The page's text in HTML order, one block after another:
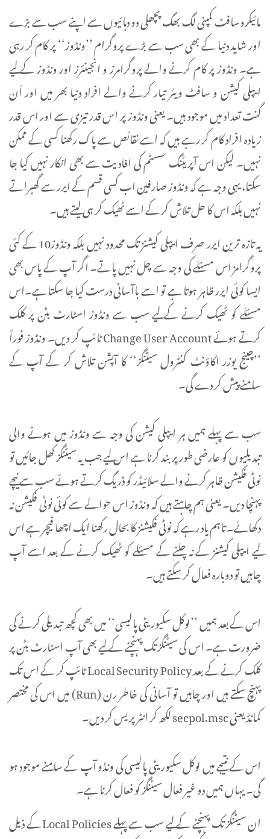
مائیکروسافٹ کمپنی لگ بھگ پچھلی دو دہائیوں سے اپنے سب سے بڑے
اور شاید دنیا کے بھی سب سے بڑے پروگرام ’’ونڈوز‘‘ پر کام کر رہی
ہے۔ ونڈوز پر کام کرنے والے پروگرامرز و انجینئرز اور ونڈوز کے لیے
ایپلی کیشن و سافٹ ویئر تیار کرنے والے افراد دنیا بھر میں اور اَن
گنت تعداد میں موجود ہیں۔ یعنی ونڈوز پر اس قدر تیزی سے اور اس قدر
زیادہ افراد کام کر رہے ہیں کہ اسے نقائص سے پاک رکھنا کسی کے ممکن
نہیں۔ لیکن اس آپریٹنگ سسٹم کی افادیت سے بھی انکار نہیں کیا جا
سکتا، یہی وجہ ہے کہ ونڈوز صارفین اب کسی قسم کے ایرر سے گھبراتے
نہیں بلکہ اس کا حل تلاش کر کے اسے ٹھیک کر ہی لیتے ہیں۔
یہ تازہ ترین ایرر صرف ایپلی کیشنز تک محدود نہیں بلکہ ونڈوز10 کے کئی
پروگرامز اس مسئلے کی وجہ سے چل نہیں پاتے۔ اگر آپ کے پاس بھی
ایسا کوئی ایرر ظاہر ہوتا ہے تو اسے باآسانی درست کیا جا سکتا ہے۔اس
مسئلے کو ٹھیک کرنے کے لیے سب سے ونڈوز اسٹارٹ بٹن پر کلک
کرتے ہوئے Change User Account ٹائپ کر دیں۔ ونڈوز فوراً
’’چینج یوزر اکاؤنٹ کنٹرول سیٹنگز‘‘ کا آپشن تلاش کر کے آپ کے
سامنے پیش کر دے گی۔
سب سے پہلے ہمیں ہر ایپلی کیشن کی وجہ سے ونڈوز میں ہونے والی
تبدیلیوں کو عارضی طور پر بند کرنا ہے اس لیے جب یہ سیٹنگز کھل جائیں تو
نوٹی فکیشن ظاہر کرنے والے سلائیڈر کو ڈریگ کرتے ہوئے سب سے نیچے
پہنچا دیں۔ یعنی ہم چاہتے ہیں کہ ونڈوز اس حوالے سے کوئی نوٹی فکیشن نہ
دکھائے۔ تاہم یاد رہے کہ نوٹی فکیشنز کا بحال رکھنا ایک اچھا فیچر ہے اس
لیے ایپلی کیشنز کے نہ چلنے کے مسئلے کو ٹھیک کرنے کے بعد اسے آپ
چاہیں تو دوبارہ فعال کر سکتے ہیں۔
اس کے بعد ہمیں ’’لوکل سکیوریٹی پالیسی‘‘ میں بھی کچھ تبدیلی کرنے کی
ضرورت ہے۔ اس کی سیٹنگز تک پہنچنے کے لیے بھی آپ اسٹارٹ بٹن پر
کلک کرنے کے بعد Local Security Policy ٹائپ کر کے اس تک
پہنچ سکتے ہیں اور چاہیں تو آسانی کی خاطر رن (Run) میں اس کی مختصر
کمانڈ یعنی secpol.msc لکھ کر انٹر پریس کر دیں۔
اس کے نتیجے میں لوکل سکیوریٹی پالیسی کی ونڈو آپ کے سامنے موجود ہو
گی۔ یہاں ہمیں دو غیر فعال سیٹنگز کو فعال کرنا ہے۔
ان سیٹنگز تک پہنچنے کے لیے سب سے پہلے Local Policies کے ذیل